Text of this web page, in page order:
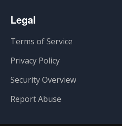
Legal
Terms of Service
Privacy Policy
Security Overview
Report Abuse